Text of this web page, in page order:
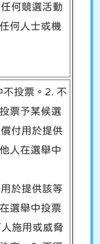
何競選活動
何人士或機
不投票。2. 不
票予某候選
付用於提供
人在選舉中
於提供該等
選舉中投票
施用或威脅